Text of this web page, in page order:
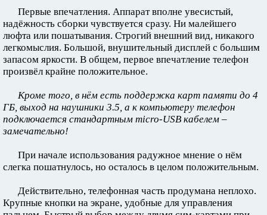
Первые впечатления. Аппарат вполне увесистый,
надёжность сборки чувствуется сразу. Ни малейшего
люфта или пошатывания. Строгий внешний вид, никакого
легкомыслия. Большой, внушительный дисплей с большим
запасом яркости. В общем, первое впечатление телефон
произвёл крайне положительное.
Кроме того, в нём есть поддержка карт памяти до 4
ГБ, выход на наушники 3.5, а к компьютеру телефон
подключается стандартным micro-USB кабелем –
замечательно!
При начале использования радужное мнение о нём
слегка пошатнулось, но осталось в целом положительным.
Действительно, телефонная часть продумана неплохо.
Крупные кнопки на экране, удобные для управления